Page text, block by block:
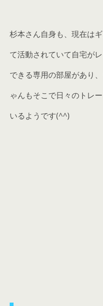
杉本さん自身も、現在は
て活動されていて自宅が
できる専用の部屋があり
ゃんもそこで日々のトレ
いるようです(^^)